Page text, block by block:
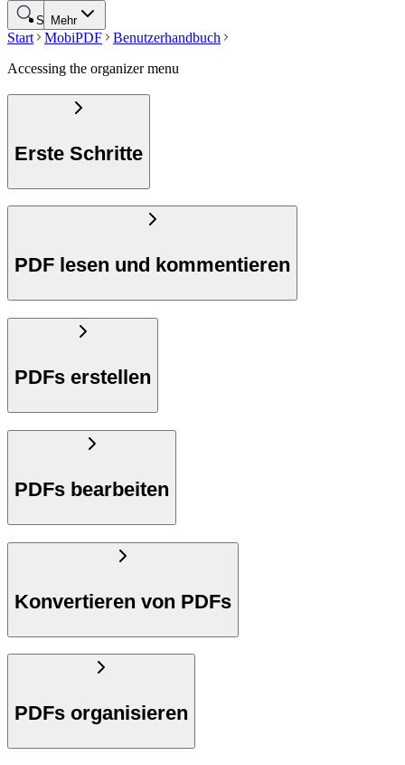
Mehr
Suche
Start MobiPDF
Benutzerhandbuch
Accessing the organizer menu
Erste Schritte
PDF lesen und kommentieren
PDFs erstellen
PDFs bearbeiten
Konvertieren von PDFs
PDFs organisieren